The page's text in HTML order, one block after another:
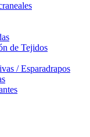
de Tejidos
/ Esparadrapos